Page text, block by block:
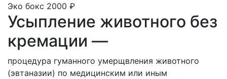
Эко бокс 2000 ₽
Усыпление животного без
кремации —
процедура гуманного умерщвления животного
(эвтаназии) по медицинским или иным